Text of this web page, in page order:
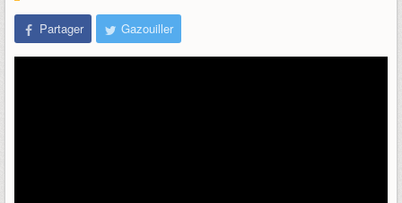
Partager Gazouiller